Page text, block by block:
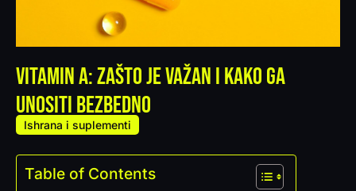
Vitamin A: Zašto Je Važan I Kako Ga
Unositi Bezbedno
Ishrana i suplementi
Table of Contents